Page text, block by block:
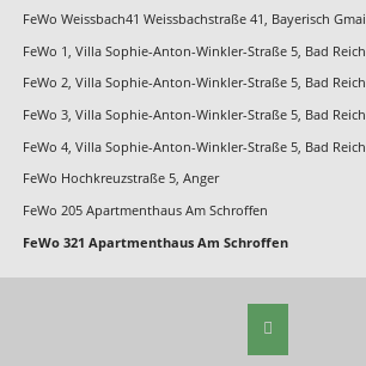
FeWo Weissbach41 Weissbachstraße 41, Bayerisch
FeWo 1, Villa Sophie-Anton-Winkler-Straße 5, Bad
FeWo 2, Villa Sophie-Anton-Winkler-Straße 5, Bad
FeWo 3, Villa Sophie-Anton-Winkler-Straße 5, Bad
FeWo 4, Villa Sophie-Anton-Winkler-Straße 5, Bad
FeWo Hochkreuzstraße 5, Anger
FeWo 205 Apartmenthaus Am Schroffen
FeWo 321 Apartmenthaus Am Schroffen